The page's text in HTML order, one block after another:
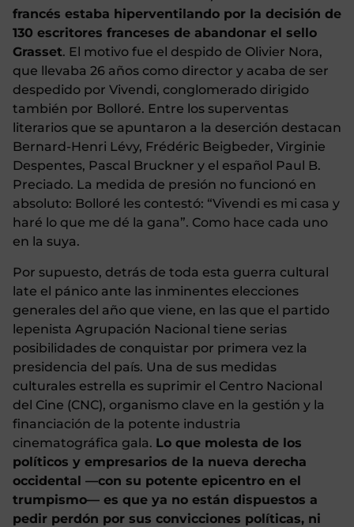
francés estaba hiperventilando por la decisión de
130 escritores franceses de abandonar el sello
Grasset. El motivo fue el despido de Olivier Nora,
que llevaba 26 años como director y acaba de ser
despedido por Vivendi, conglomerado dirigido
también por Bolloré. Entre los superventas
literarios que se apuntaron a la deserción destacan
Bernard-Henri Lévy, Frédéric Beigbeder, Virginie
Despentes, Pascal Bruckner y el español Paul B.
Preciado. La medida de presión no funcionó en
absoluto: Bolloré les contestó: “Vivendi es mi casa y
haré lo que me dé la gana”. Como hace cada uno
en la suya.
Por supuesto, detrás de toda esta guerra cultural
late el pánico ante las inminentes elecciones
generales del año que viene, en las que el partido
lepenista Agrupación Nacional tiene serias
posibilidades de conquistar por primera vez la
presidencia del país. Una de sus medidas
culturales estrella es suprimir el Centro Nacional
del Cine (CNC), organismo clave en la gestión y la
financiación de la potente industria
cinematográfica gala. Lo que molesta de los
políticos y empresarios de la nueva derecha
occidental —con su potente epicentro en el
trumpismo— es que ya no están dispuestos a
pedir perdón por sus convicciones políticas, ni